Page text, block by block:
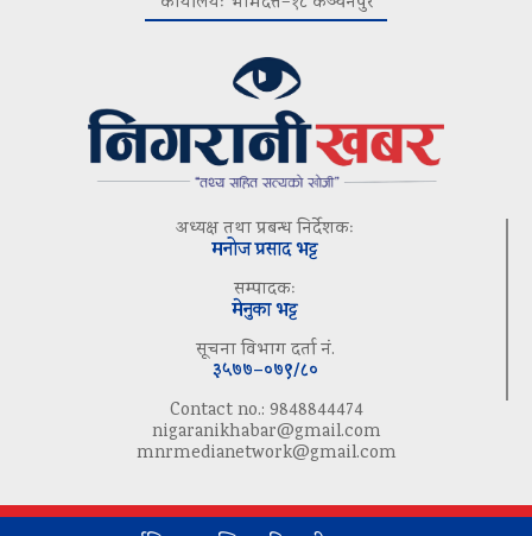
अध्यक्ष तथा प्रबन्ध निर्देशकः
मनोज प्रसाद भट्ट
सम्पादकः
मेनुका भट्ट
सूचना विभाग दर्ता नं.
३५७७–०७९/८०
Contact no.: 9848844474
nigaranikhabar@gmail.com
mnrmedianetwork@gmail.com